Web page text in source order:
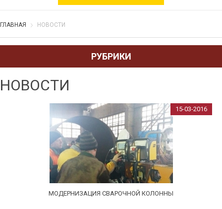
ГЛАВНАЯ НОВОСТИ
РУБРИКИ
НОВОСТИ
15-03-2016
МОДЕРНИЗАЦИЯ СВАРОЧНОЙ КОЛОННЫ